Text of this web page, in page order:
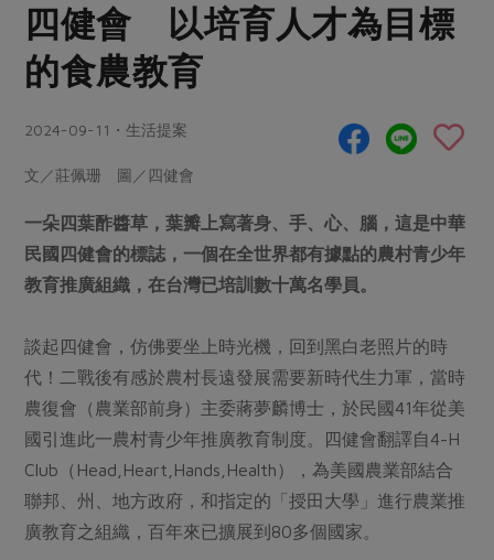
豆製品 米麵雜糧
肉品・水產
畜產肉類
水畜加工品
調理食材・點心
調味醬料/南北貨 烘焙
保健食品
居家好物
家庭清潔 織品
日用品 圖書禮品
常備菜
蔬食
蛋料理
料理方式
烘焙．點心
醬料
湯品．鍋物
涼拌沙拉
飲品
主題食譜
異國料理
更多預購活動
合作25-精選產品第四彈
合作25-精選產品第三彈
更多當季產品
議題活動
主婦聯盟X樂齡網特約優惠案
2024農業發展計畫年度報告
更多議題活動
社內大小事 合作聯合國
產品故事
樂齡生活
廚房瑜伽
減硝酸鹽 惜食
非基改運動 支持本土農糧
減添加物 減塑減廢
更多議題
生活者e週報
關於我們
合作社組織
產品檢驗
自主把關
檢驗報告
社員權益
合作社法規
社務專區
選舉專區
四健會 以培育人才為目標
的食農教育
2024-09-11・生活提案
文／莊佩珊 圖／四健會
一朵四葉酢醬草，葉瓣上寫著身、手、心、腦，這是中華
民國四健會的標誌，一個在全世界都有據點的農村青少年
教育推廣組織，在台灣已培訓數十萬名學員。
談起四健會，仿佛要坐上時光機，回到黑白老照片的時
代！二戰後有感於農村長遠發展需要新時代生力軍，當時
農復會（農業部前身）主委蔣夢麟博士，於民國41年從美
國引進此一農村青少年推廣教育制度。四健會翻譯自4-H
Club（Head,Heart,Hands,Health），為美國農業部結合
聯邦、州、地方政府，和指定的「授田大學」進行農業推
廣教育之組織，百年來已擴展到80多個國家。